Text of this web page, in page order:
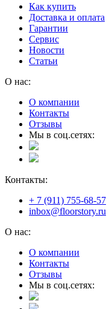
Как купить
Доставка и оплата
Гарантии
Сервис
Новости
Статьи
О нас:
О компании
Контакты
Отзывы
Мы в соц.сетях:
Контакты:
+ 7 (911) 755-68-57
inbox@floorstory.ru
О нас:
О компании
Контакты
Отзывы
Мы в соц.сетях: